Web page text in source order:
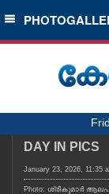
SECTIONS
HOME
NOTIFIED NEWS
KERALA
DAY IN PICS
January 23, 2026, 11:35
Photo: ശ്രീകുമാർ